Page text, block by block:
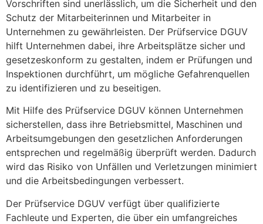
Vorschriften sind unerlässlich, um die Sicherheit und den
Schutz der Mitarbeiterinnen und Mitarbeiter in
Unternehmen zu gewährleisten. Der Prüfservice DGUV
hilft Unternehmen dabei, ihre Arbeitsplätze sicher und
gesetzeskonform zu gestalten, indem er Prüfungen und
Inspektionen durchführt, um mögliche Gefahrenquellen
zu identifizieren und zu beseitigen.
Mit Hilfe des Prüfservice DGUV können Unternehmen
sicherstellen, dass ihre Betriebsmittel, Maschinen und
Arbeitsumgebungen den gesetzlichen Anforderungen
entsprechen und regelmäßig überprüft werden. Dadurch
wird das Risiko von Unfällen und Verletzungen minimiert
und die Arbeitsbedingungen verbessert.
Der Prüfservice DGUV verfügt über qualifizierte
Fachleute und Experten, die über ein umfangreiches